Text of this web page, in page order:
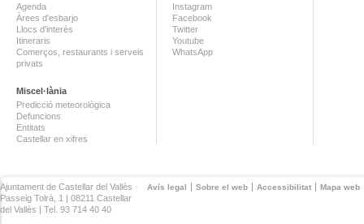
Agenda
Àrees d'esbarjo
Llocs d'interès
Itineraris
Comerços, restaurants i serveis
privats
Miscel·lània
Predicció meteorològica
Defuncions
Entitats
Castellar en xifres
Instagram
Facebook
Twitter
Youtube
WhatsApp
Avís legal Sobre el web Accessibilitat Mapa web
Ajuntament de Castellar del Vallès ·
Passeig Tolrà, 1 | 08211 Castellar
del Vallès | Tel. 93 714 40 40